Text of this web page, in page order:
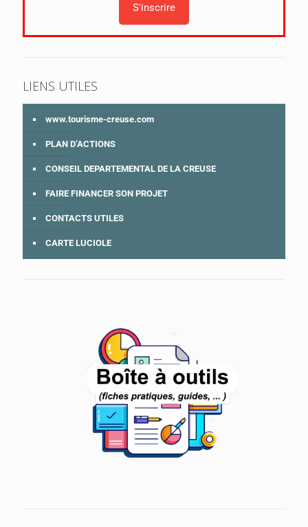
LIENS UTILES
www.tourisme-creuse.com
PLAN D’ACTIONS
CONSEIL DEPARTEMENTAL DE LA CREUSE
FAIRE FINANCER SON PROJET
CONTACTS UTILES
CARTE LUCIOLE